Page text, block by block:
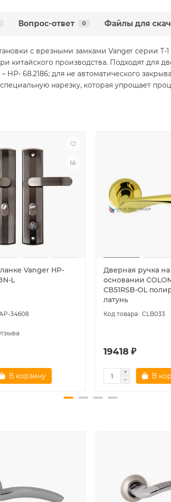
Вопрос-ответ 0 Файлы для
с врезными замками Vanger серии
китайского производства. Подходят для
НР- 68.2186; для не автоматического
нарезку, которая упрощает
Vanger HP-
L
34608
В корзину
Дверная ручка
основании
CB51RSB-OL
латунь
CLB033
19418 ₽
В